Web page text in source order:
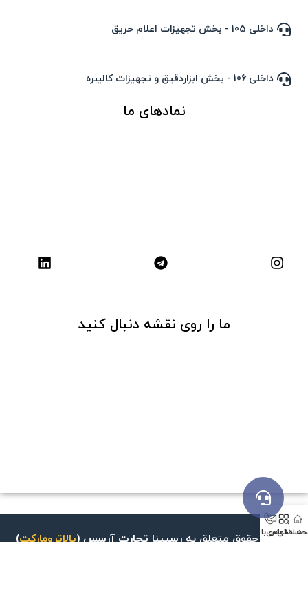
داخلی 105 - بخش تجهیزات اعلام حریق
داخلی 106 - بخش ابزاردقیق و تجهیزات کالیبره
نمادهای ما
ما را روی نقشه دنبال کنید
©کلیه حقوق متعلق بهرسپینا تجارت آرسس(پالاترومارکت)
اصلی
دسته بندی
تماس با ما